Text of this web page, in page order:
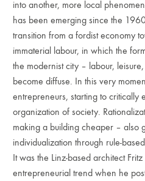
into another, more local
has been emerging since the
transition from a fordist economy
immaterial labour, in which the
the modernist city – labour,
become diffuse. In this very
entrepreneurs, starting to critically
organization of society.
making a building cheaper – also
individualization through rule-
It was the Linz-based architect
entrepreneurial trend when he